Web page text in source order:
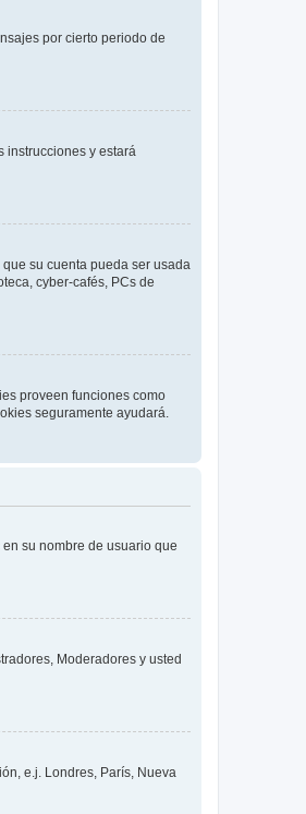
por cierto periodo de
instrucciones y estará
su cuenta pueda ser usada
cyber-cafés, PCs de
proveen funciones como
seguramente ayudará.
su nombre de usuario que
Moderadores y usted
e.j. Londres, París, Nueva